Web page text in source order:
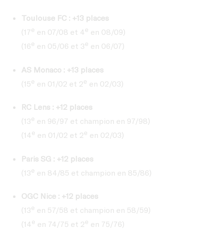
Toulouse FC : +13 places
(17e en 07/08 et 4e en 08/09)
(16e en 05/06 et 3e en 06/07)
AS Monaco : +13 places
(15e en 01/02 et 2e en 02/03)
RC Lens : +12 places
(13e en 96/97 et champion en 97/98)
(14e en 01/02 et 2e en 02/03)
Paris SG : +12 places
(13e en 84/85 et champion en 85/86)
OGC Nice : +12 places
(13e en 57/58 et champion en 58/59)
(14e en 74/75 et 2e en 75/76)